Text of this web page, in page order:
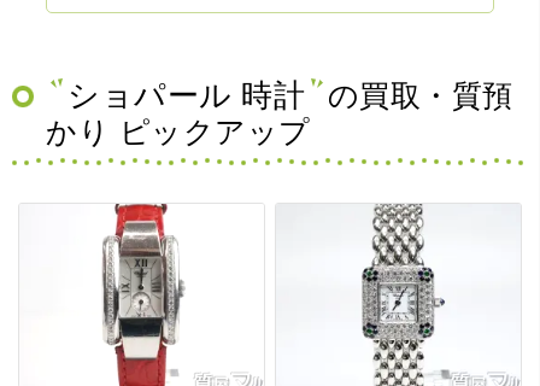
ショパール 時計
の買取・質預
かり ピックアップ